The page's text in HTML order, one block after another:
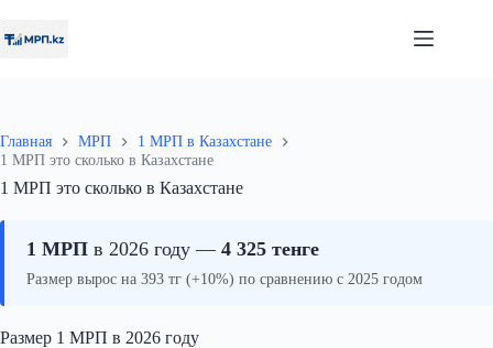
сути
Главная МРП
1 МРП в Казахстане
1 МРП это сколько в Казахстане
1 МРП это сколько в Казахстане
1 МРП в 2026 году — 4 325 тенге
Размер вырос на 393 тг (+10%) по сравнению с 2025 годом
Размер 1 МРП в 2026 году